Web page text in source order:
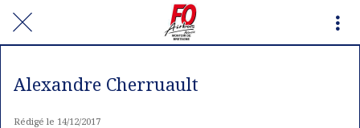
Alexandre Cherruault
Rédigé le 14/12/2017